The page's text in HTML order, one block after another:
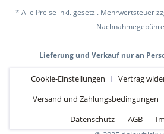
* Alle Preise inkl. gesetzl. Mehrwertsteuer
Lieferung und Verkauf nur an
Cookie-Einstellungen Vertrag
Versand und Zahlungsbedingungen
Datenschutz
AGB